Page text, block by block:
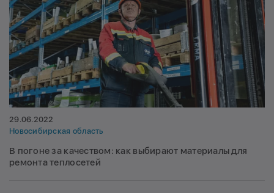
29.06.2022
Новосибирская область
В погоне за качеством: как выбирают материалы для
ремонта теплосетей